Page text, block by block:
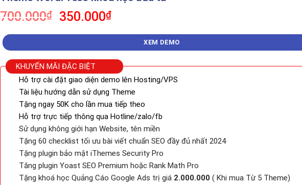
700.000₫
Giá
700.000₫.
350.000₫Giá
là:
350.000₫.
XEM DEMO
KHUYẾN MÃI ĐẶC BIỆT
Hỗ trợ cài đặt giao diện demo lên Hosting/VPS
Tài liệu hướng dẫn sử dụng Theme
Tặng ngay 50K cho lần mua tiếp theo
Hỗ trợ trực tiếp thông qua Hotline/zalo/fb
Sử dụng không giới hạn Website, tên miền
Tặng 60 checklist tối ưu bài viết chuẩn SEO đầy đủ nhất 2024
Tặng plugin bảo mật iThemes Security Pro
Tăng plugin Yoast SEO Premium hoặc Rank Math Pro
Tặng khoá học Quảng Cáo Google Ads trị giá 2.000.000 ( Khi mua Từ 5 Theme)